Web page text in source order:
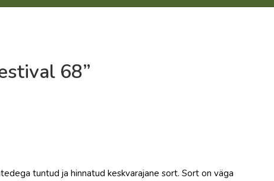
68”
tuntud ja hinnatud keskvarajane sort. Sort on väga